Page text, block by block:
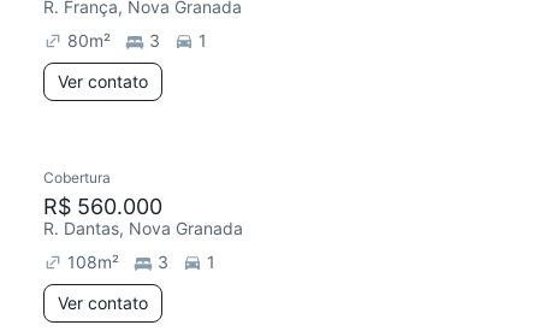
R. França, Nova Granada
80m² 3
1
Ver contato
Redecorar
Cobertura
R$ 560.000
R. Dantas, Nova Granada
108m² 3
1
Ver contato